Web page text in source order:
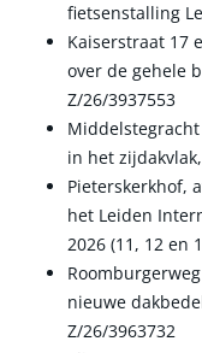
fietsenstalling
Kaiserstraat 17
over de gehele
Z/26/3937553
in het
Pieterskerkhof,
het Leiden
2026 (11, 12 en
nieuwe
Z/26/3963732